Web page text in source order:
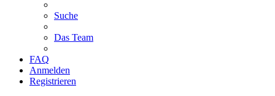
Suche
Das Team
FAQ
Anmelden
Registrieren